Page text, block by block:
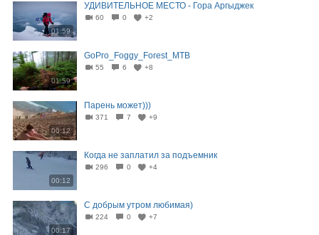
01:59
УДИВИТЕЛЬНОЕ МЕСТО - Гора Аргыджек
60 0 +2
01:59
GoPro_Foggy_Forest_MTB
55 6 +8
00:12
Парень может)))
371 7 +9
00:12
Когда не заплатил за подъемник
296 0 +4
00:17
С добрым утром любимая)
224 0 +7